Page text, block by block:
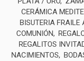
CERÁMICA
BISUTERIA FRAILE
COMUNIÓN
REGALITOS
NACIMIENTOS